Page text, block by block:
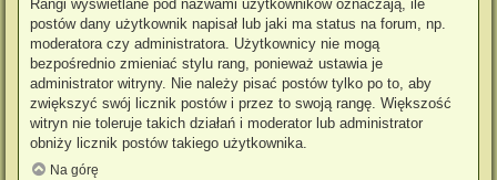
Rangi wyświetlane pod nazwami użytkowników oznaczają, ile
postów dany użytkownik napisał lub jaki ma status na forum, np.
moderatora czy administratora. Użytkownicy nie mogą
bezpośrednio zmieniać stylu rang, ponieważ ustawia je
administrator witryny. Nie należy pisać postów tylko po to, aby
zwiększyć swój licznik postów i przez to swoją rangę. Większość
witryn nie toleruje takich działań i moderator lub administrator
obniży licznik postów takiego użytkownika.
Na górę